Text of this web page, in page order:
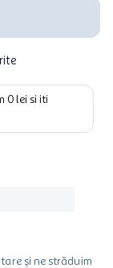
0 lei si iti
și ne străduim